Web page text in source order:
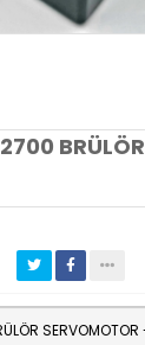
BRÜLÖR